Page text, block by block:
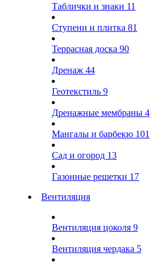
Таблички и знаки 11
Ступени и плитка 81
Террасная доска 90
Дренаж 44
Геотекстиль 9
Дренажные мембраны 4
Мангалы и барбекю 101
Сад и огород 13
Газонные решетки 17
Вентиляция
Вентиляция цоколя 9
Вентиляция чердака 5